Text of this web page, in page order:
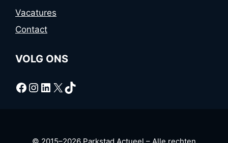
Vacatures
Contact
VOLG ONS
Facebook
Instagram
LinkedIn
X TikTok
© 2015–2026 Parkstad Actueel – Alle rechten